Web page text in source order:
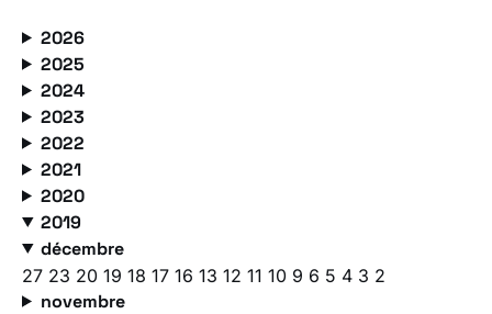
2026
2025
2024
2023
2022
2021
2020
2019
décembre
27 23 20 19 18 17 16 13 12 11 10 9 6 5 4 3 2
novembre